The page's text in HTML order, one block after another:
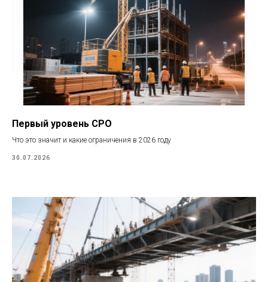
Первый уровень СРО
Что это значит и какие ограничения в 2026 году
30.07.2026